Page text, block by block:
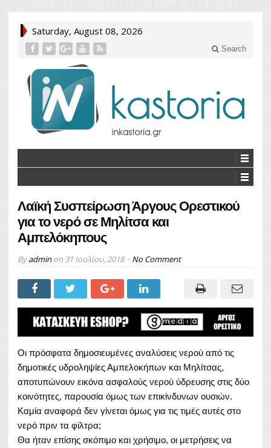
Saturday, August 08, 2026
Search
Λαϊκή Συσπείρωση Άργους Ορεστικού
για το νερό σε Μηλίτσα και
Αμπελόκηπους
Byadminon 31 Ιουλίου, 2018 No Comment
Οι πρόσφατα δημοσιευμένες αναλύσεις νερού από τις
δημοτικές υδροληψίες Αμπελοκήπων και Μηλίτσας,
αποτυπώνουν εικόνα ασφαλούς νερού ύδρευσης στις δύο
κοινότητες, παρουσία όμως των επικίνδυνων ουσιών.
Καμία αναφορά δεν γίνεται όμως για τις τιμές αυτές στο
νερό πριν τα φίλτρα;
Θα ήταν επίσης σκόπιμο και χρήσιμο, οι μετρήσεις να